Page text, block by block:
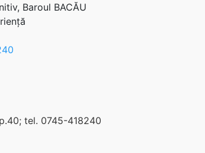
Baroul BACĂU
tel. 0745-418240